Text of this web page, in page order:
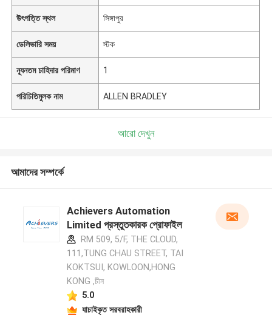
উৎপত্তি স্থল সিঙ্গাপুর
ডেলিভারি সময় স্টক
ন্যূনতম চাহিদার পরিমাণ 1
পরিচিতিমুলক নাম ALLEN BRADLEY
আরো দেখুন
আমাদের সম্পর্কে
Achievers Automation
Limited প্রস্তুতকারক প্রোফাইল
RM 509, 5/F, THE CLOUD,
111,TUNG CHAU STREET, TAI
KOKTSUI, KOWLOON,HONG
KONG ,চীন
5.0
যাচাইকৃত সরবরাহকারী